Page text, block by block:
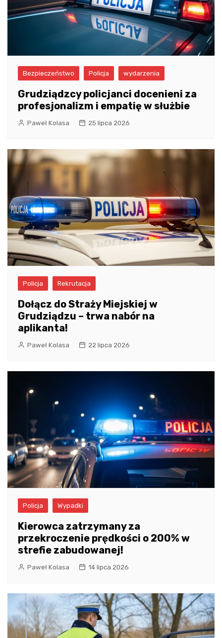
Bezpieczeństwo Policja wydarzenia
Grudziądzcy policjanci docenieni za
profesjonalizm i empatię w służbie
Paweł Kolasa 25 lipca 2026
Policja Rekrutacja
Dołącz do Straży Miejskiej w
Grudziądzu – trwa nabór na
aplikanta!
Paweł Kolasa 22 lipca 2026
Policja Wypadki
Kierowca zatrzymany za
przekroczenie prędkości o 200% w
strefie zabudowanej!
Paweł Kolasa 14 lipca 2026